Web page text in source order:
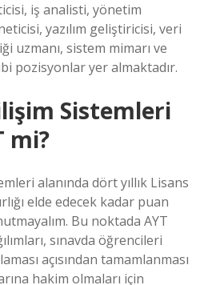
iş analisti, yönetim
yazılım geliştiricisi, veri
uzmanı, sistem mimarı ve
pozisyonlar yer almaktadır.
Sistemleri
mi?
alanında dört yıllık Lisans
elde edecek kadar puan
Bu noktada AYT
sınavda öğrencileri
açısından tamamlanması
hakim olmaları için